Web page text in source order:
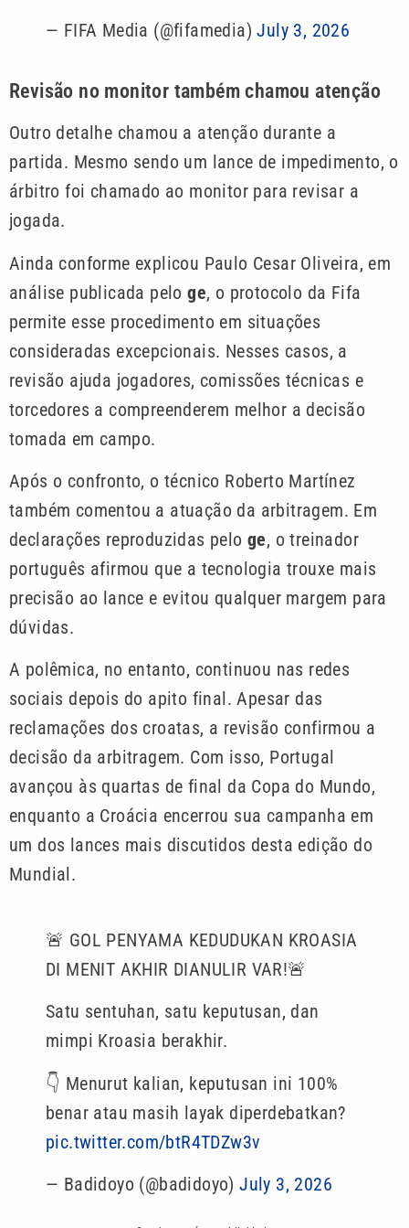
— FIFA Media (@fifamedia)July 3, 2026
Revisão no monitor também chamou atenção
Outro detalhe chamou a atenção durante a
partida. Mesmo sendo um lance de impedimento, o
árbitro foi chamado ao monitor para revisar a
jogada.
Ainda conforme explicou Paulo Cesar Oliveira, em
análise publicada peloge, o protocolo da Fifa
permite esse procedimento em situações
consideradas excepcionais. Nesses casos, a
revisão ajuda jogadores, comissões técnicas e
torcedores a compreenderem melhor a decisão
tomada em campo.
Após o confronto, o técnico Roberto Martínez
também comentou a atuação da arbitragem. Em
declarações reproduzidas pelo ge, o treinador
português afirmou que a tecnologia trouxe mais
precisão ao lance e evitou qualquer margem para
dúvidas.
A polêmica, no entanto, continuou nas redes
sociais depois do apito final. Apesar das
reclamações dos croatas, a revisão confirmou a
decisão da arbitragem. Com isso, Portugal
avançou às quartas de final da Copa do Mundo,
enquanto a Croácia encerrou sua campanha em
um dos lances mais discutidos desta edição do
Mundial.
🚨 GOL PENYAMA KEDUDUKAN KROASIA
DI MENIT AKHIR DIANULIR VAR!🚨
Satu sentuhan, satu keputusan, dan
mimpi Kroasia berakhir.
👇 Menurut kalian, keputusan ini 100%
benar atau masih layak diperdebatkan?
pic.twitter.com/btR4TDZw3v
— Badidoyo (@badidoyo)July 3, 2026